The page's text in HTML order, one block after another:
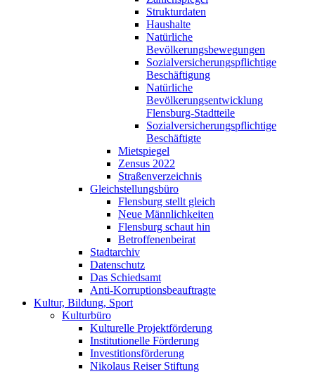
Strukturdaten
Haushalte
Natürliche
Bevölkerungsbewegungen
Sozialversicherungspflichtige
Beschäftigung
Natürliche
Bevölkerungsentwicklung
Flensburg-Stadtteile
Sozialversicherungspflichtige
Beschäftigte
Mietspiegel
Zensus 2022
Straßenverzeichnis
Gleichstellungsbüro
Flensburg stellt gleich
Neue Männlichkeiten
Flensburg schaut hin
Betroffenenbeirat
Stadtarchiv
Datenschutz
Das Schiedsamt
Anti-Korruptionsbeauftragte
Kultur, Bildung, Sport
Kulturbüro
Kulturelle Projektförderung
Institutionelle Förderung
Investitionsförderung
Nikolaus Reiser Stiftung